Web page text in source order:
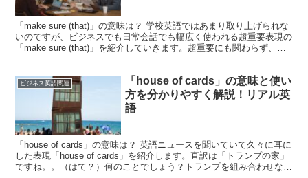
「make sure (that)」の意味は？ 学校英語ではあまり取り上げられな
いのですが、ビジネスでも日常会話でも幅広く使われる超重要表現の
「make sure (that)」を紹介していきます。超重要にも関わらず、意
ビジネス英語関連
「house of cards」の意味と使い
方を分かりやすく解説！リアル英
語
「house of cards」の意味は？ 英語ニュースを聞いていて久々に耳に
した表現「house of cards」を紹介します。直訳は「トランプの家」
ですね。。（はて？）何のことでしょう？トランプを組み合わせなが